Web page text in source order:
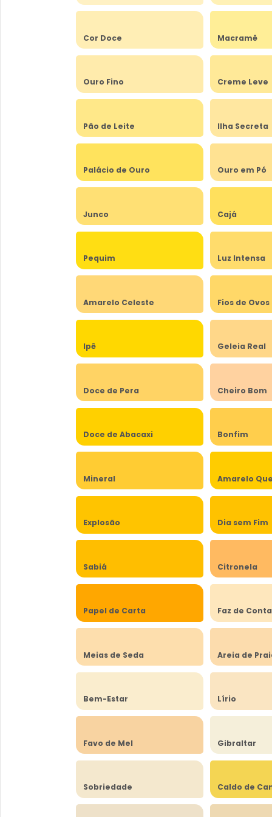
Cor Doce Macramê
Ouro Fino Creme Leve
Pão de Leite Ilha Secreta
Palácio de Ouro Ouro em Pó
Junco Cajá
Pequim Luz Intensa
Amarelo Celeste Fios de Ovos
Ipê Geleia Real
Doce de Pera Cheiro Bom
Doce de Abacaxi Bonfim
Mineral Amarelo
Explosão Dia sem Fim
Sabiá Citronela
Papel de Carta Faz de Conta
Meias de Seda Areia de
Bem-Estar Lírio
Favo de Mel Gibraltar
Sobriedade Caldo de